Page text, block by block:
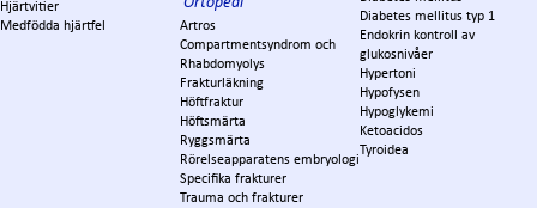
Hjärtvitier
Medfödda hjärtfel
Artros
Compartmentsyndrom och
Rhabdomyolys
Frakturläkning
Höftfraktur
Höftsmärta
Ryggsmärta
Rörelseapparatens embryologi
Specifika frakturer
Trauma och frakturer
Diabetes mellitus typ 1
Endokrin kontroll av
glukosnivåer
Hypertoni
Hypofysen
Hypoglykemi
Ketoacidos
Tyroidea